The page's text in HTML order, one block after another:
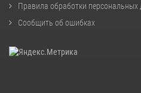
Правила обработки персональных
Сообщить об ошибках